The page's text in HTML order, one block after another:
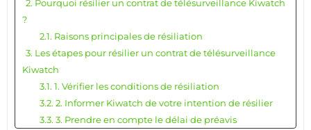
2. Pourquoi résilier un contrat de télésurveillance Kiwatch
?
2.1. Raisons principales de résiliation
3. Les étapes pour résilier un contrat de télésurveillance
Kiwatch
3.1. 1. Vérifier les conditions de résiliation
3.2. 2. Informer Kiwatch de votre intention de résilier
3.3. 3. Prendre en compte le délai de préavis